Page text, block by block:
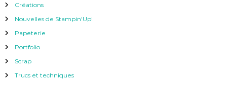
Créations
Nouvelles de Stampin'Up!
Papeterie
Portfolio
Scrap
Trucs et techniques